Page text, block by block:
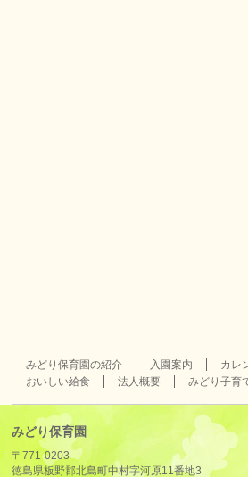
みどり保育園の紹介 入園案内 カレ
おいしい給食
法人概要 みどり子育
みどり保育園
〒771-0203
徳島県板野郡北島町中村字河原11番地3